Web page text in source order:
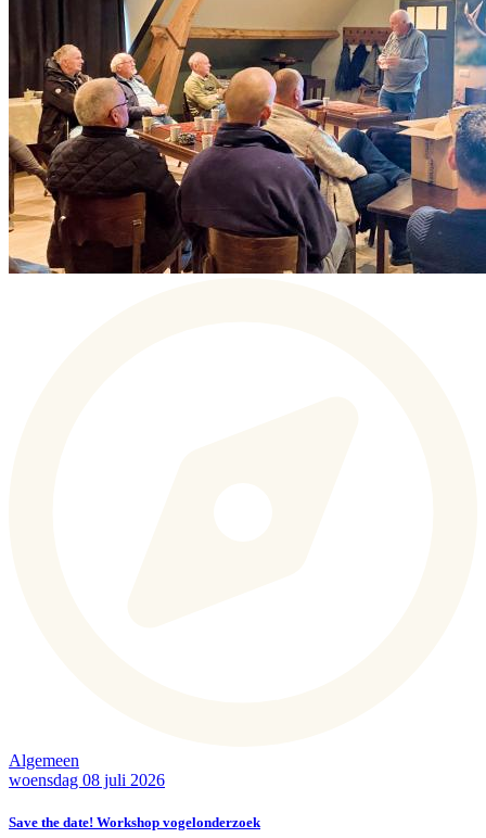
Algemeen
woensdag 08 juli 2026
Save the date! Workshop vogelonderzoek